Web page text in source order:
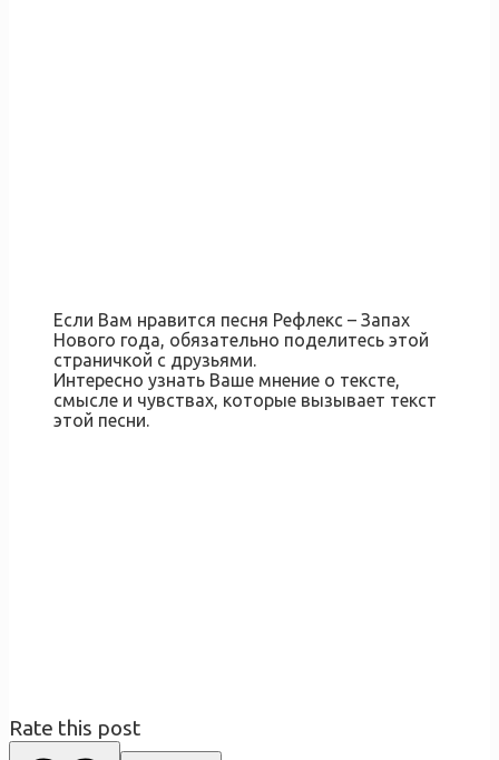
Если Вам нравится песня Рефлекс – Запах
Нового года, обязательно поделитесь этой
страничкой с друзьями.
Интересно узнать Ваше мнение о тексте,
смысле и чувствах, которые вызывает текст
этой песни.
Rate this post